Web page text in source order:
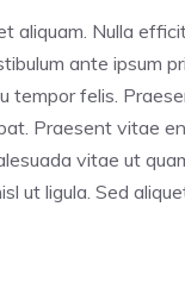
aliquam. Nulla
ante ipsum
tempor felis.
Praesent vitae
vitae ut
ut ligula. Sed